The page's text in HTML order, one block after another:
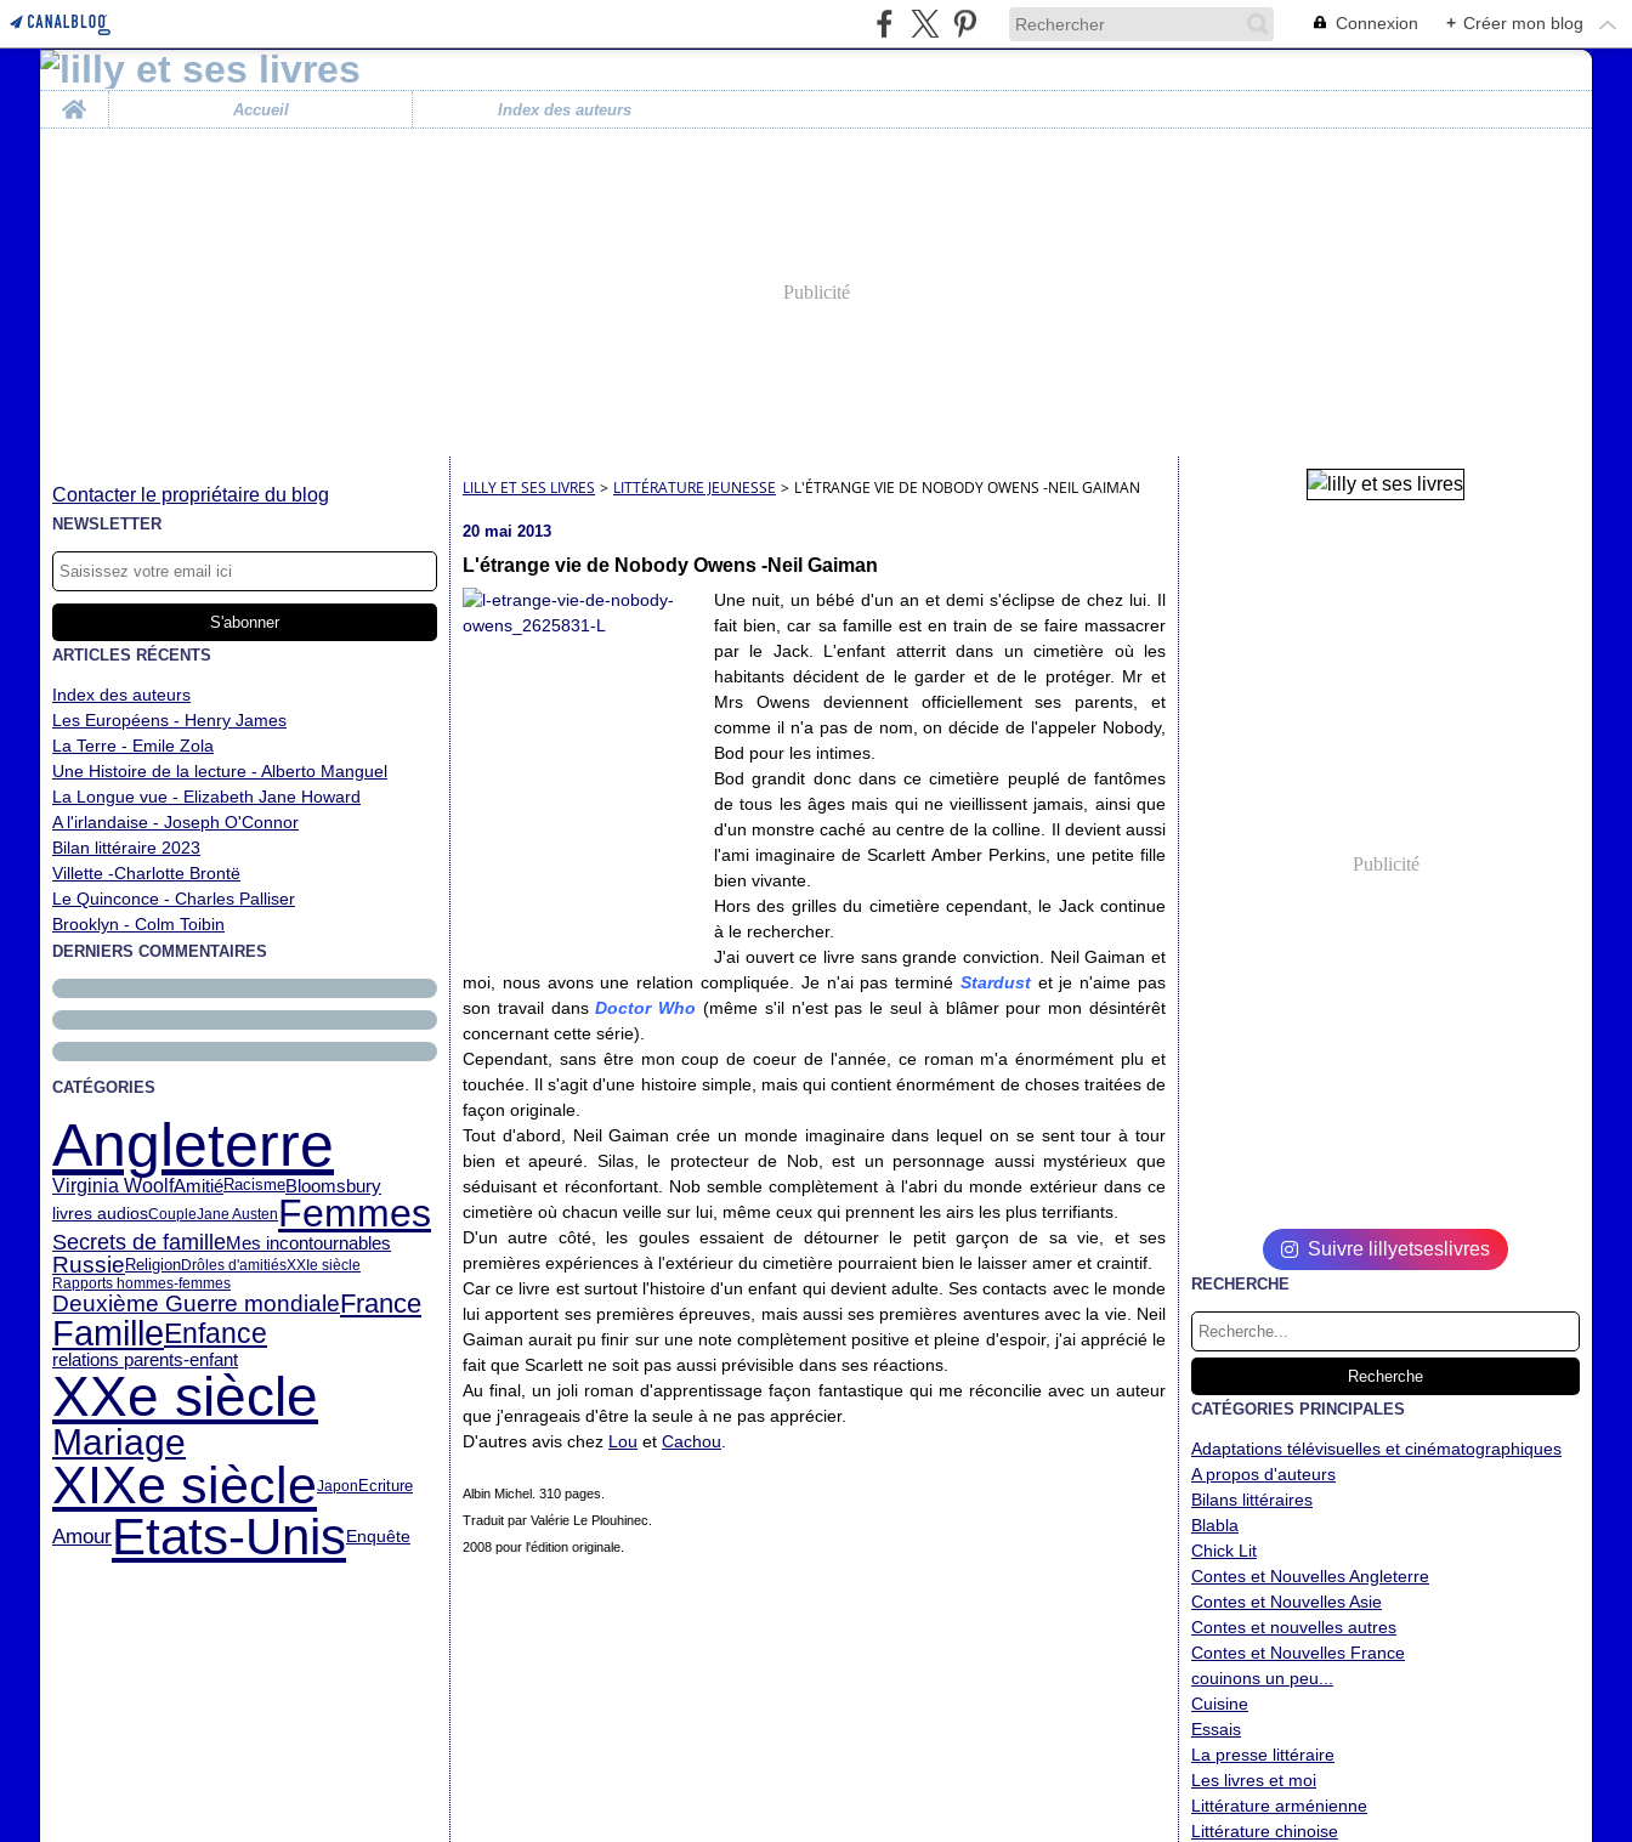
Connexion + Créer mon blog
Home
Accueil Index des auteurs
Publicité
Contacter le propriétaire du blog
NEWSLETTER
ARTICLES RÉCENTS
Index des auteurs
Les Européens - Henry James
La Terre - Emile Zola
Une Histoire de la lecture - Alberto Manguel
La Longue vue - Elizabeth Jane Howard
A l'irlandaise - Joseph O'Connor
Bilan littéraire 2023
Villette -Charlotte Brontë
Le Quinconce - Charles Palliser
Brooklyn - Colm Toibin
DERNIERS COMMENTAIRES
CATÉGORIES
Angleterre
Virginia WoolfAmitiéRacismeBloomsbury
livres audiosCoupleJane Austen Femmes
Secrets de familleMes incontournables
Russie ReligionDrôles d'amitiésXXIe siècle
Rapports hommes-femmes
Deuxième Guerre mondialeFrance
FamilleEnfance
relations parents-enfant
XXe siècle
Mariage
XIXe siècleJaponEcriture
AmourEtats-UnisEnquête
LILLY ET SES LIVRES > LITTÉRATURE JEUNESSE > L'ÉTRANGE VIE DE NOBODY OWENS -NEIL GAIMAN
20 mai 2013
L'étrange vie de Nobody Owens -Neil Gaiman
Une nuit, un bébé d'un an et demi s'éclipse de chez lui. Il
fait bien, car sa famille est en train de se faire massacrer
par le Jack. L'enfant atterrit dans un cimetière où les
habitants décident de le garder et de le protéger. Mr et
Mrs Owens deviennent officiellement ses parents, et
comme il n'a pas de nom, on décide de l'appeler Nobody,
Bod pour les intimes.
Bod grandit donc dans ce cimetière peuplé de fantômes
de tous les âges mais qui ne vieillissent jamais, ainsi que
d'un monstre caché au centre de la colline. Il devient aussi
l'ami imaginaire de Scarlett Amber Perkins, une petite fille
bien vivante.
Hors des grilles du cimetière cependant, le Jack continue
à le rechercher.
J'ai ouvert ce livre sans grande conviction. Neil Gaiman et
moi, nous avons une relation compliquée. Je n'ai pas terminé Stardustet je n'aime pas
son travail dansDoctor Who (même s'il n'est pas le seul à blâmer pour mon désintérêt
concernant cette série).
Cependant, sans être mon coup de coeur de l'année, ce roman m'a énormément plu et
touchée. Il s'agit d'une histoire simple, mais qui contient énormément de choses traitées de
façon originale.
Tout d'abord, Neil Gaiman crée un monde imaginaire dans lequel on se sent tour à tour
bien et apeuré. Silas, le protecteur de Nob, est un personnage aussi mystérieux que
séduisant et réconfortant. Nob semble complètement à l'abri du monde extérieur dans ce
cimetière où chacun veille sur lui, même ceux qui prennent les airs les plus terrifiants.
D'un autre côté, les goules essaient de détourner le petit garçon de sa vie, et ses
premières expériences à l'extérieur du cimetière pourraient bien le laisser amer et craintif.
Car ce livre est surtout l'histoire d'un enfant qui devient adulte. Ses contacts avec le monde
lui apportent ses premières épreuves, mais aussi ses premières aventures avec la vie. Neil
Gaiman aurait pu finir sur une note complètement positive et pleine d'espoir, j'ai apprécié le
fait que Scarlett ne soit pas aussi prévisible dans ses réactions.
Au final, un joli roman d'apprentissage façon fantastique qui me réconcilie avec un auteur
que j'enrageais d'être la seule à ne pas apprécier.
D'autres avis chez Lou et Cachou
Albin Michel. 310 pages.
Traduit par Valérie Le Plouhinec.
2008 pour l'édition originale.
Publicité
Suivre lillyetseslivres
RECHERCHE
CATÉGORIES PRINCIPALES
Adaptations télévisuelles et cinématographiques
A propos d'auteurs
Bilans littéraires
Blabla
Chick Lit
Contes et Nouvelles Angleterre
Contes et Nouvelles Asie
Contes et nouvelles autres
Contes et Nouvelles France
couinons un peu...
Cuisine
Essais
La presse littéraire
Les livres et moi
Littérature arménienne
Littérature chinoise